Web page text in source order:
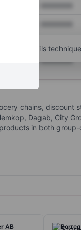
XXXXXXX
outils
chains, discount
Dagab, City
in both
AB